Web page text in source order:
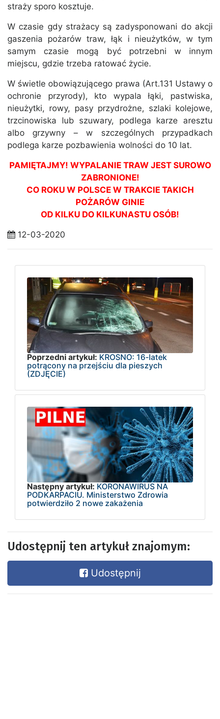
straży sporo kosztuje.
W czasie gdy strażacy są zadysponowani do akcji
gaszenia pożarów traw, łąk i nieużytków, w tym
samym czasie mogą być potrzebni w innym
miejscu, gdzie trzeba ratować życie.
W świetle obowiązującego prawa (Art.131 Ustawy o
ochronie przyrody), kto wypala łąki, pastwiska,
nieużytki, rowy, pasy przydrożne, szlaki kolejowe,
trzcinowiska lub szuwary, podlega karze aresztu
albo grzywny – w szczególnych przypadkach
podlega karze pozbawienia wolności do 10 lat.
PAMIĘTAJMY! WYPALANIE TRAW JEST SUROWO
ZABRONIONE!
CO ROKU W POLSCE W TRAKCIE TAKICH
POŻARÓW GINIE
OD KILKU DO KILKUNASTU OSÓB!
12-03-2020
Poprzedni artykuł: KROSNO: 16-latek
potrącony na przejściu dla pieszych
(ZDJĘCIE)
Następny artykuł: KORONAWIRUS NA
PODKARPACIU. Ministerstwo Zdrowia
potwierdziło 2 nowe zakażenia
Udostępnij ten artykuł znajomym:
Udostępnij